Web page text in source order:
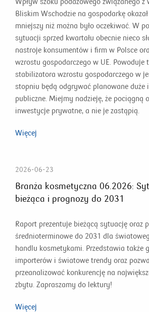
Bliskim Wschodzie na gospodarkę
mniejszy niż można było oczekiwać. W
sytuacji sprzed kwartału obecnie nieco
nastroje konsumentów i firm w Polsce
wzrostu gospodarczego w UE. Powoduje
stabilizatora wzrostu gospodarczego w
stopniu będą odgrywać planowane duże
publiczne. Miejmy nadzieję, że pociągną
inwestycje prywatne, a nie je zastąpią.
Więcej
2026-06-23
Branża kosmetyczna 06.2026:
bieżąca i prognozy do 2031
Raport prezentuje bieżącą sytuację oraz
średnioterminowe do 2031 dla
handlu kosmetykami. Przedstawia także
importerów i światowe trendy oraz
przeanalizować konkurencję na
zbytu. Zapraszamy do lektury!
Więcej